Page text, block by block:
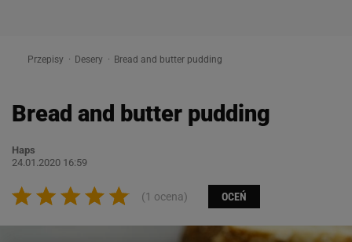
Przepisy Desery Bread and butter pudding
Bread and butter pudding
Haps
24.01.2020 16:59
(1 ocena) OCEŃ